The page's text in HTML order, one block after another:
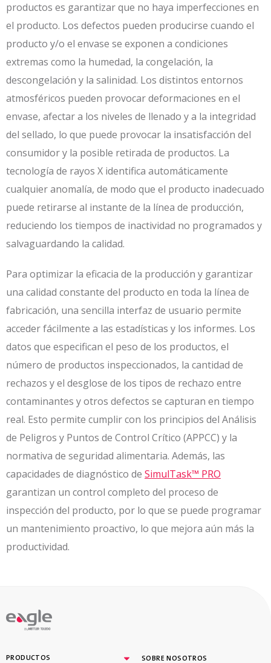
productos es garantizar que no haya imperfecciones en
el producto. Los defectos pueden producirse cuando el
producto y/o el envase se exponen a condiciones
extremas como la humedad, la congelación, la
descongelación y la salinidad. Los distintos entornos
atmosféricos pueden provocar deformaciones en el
envase, afectar a los niveles de llenado y a la integridad
del sellado, lo que puede provocar la insatisfacción del
consumidor y la posible retirada de productos. La
tecnología de rayos X identifica automáticamente
cualquier anomalía, de modo que el producto inadecuado
puede retirarse al instante de la línea de producción,
reduciendo los tiempos de inactividad no programados y
salvaguardando la calidad.
Para optimizar la eficacia de la producción y garantizar
una calidad constante del producto en toda la línea de
fabricación, una sencilla interfaz de usuario permite
acceder fácilmente a las estadísticas y los informes. Los
datos que especifican el peso de los productos, el
número de productos inspeccionados, la cantidad de
rechazos y el desglose de los tipos de rechazo entre
contaminantes y otros defectos se capturan en tiempo
real. Esto permite cumplir con los principios del Análisis
de Peligros y Puntos de Control Crítico (APPCC) y la
normativa de seguridad alimentaria. Además, las
capacidades de diagnóstico de SimulTask™ PRO
garantizan un control completo del proceso de
inspección del producto, por lo que se puede programar
un mantenimiento proactivo, lo que mejora aún más la
productividad.
By
PRODUCTOS SOBRE NOSOTROS